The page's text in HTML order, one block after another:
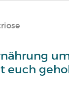
euch